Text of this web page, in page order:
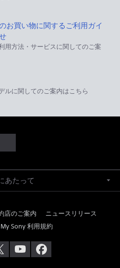
お買い物に関するご利用ガイ
用方法・サービスに関してのご案
ルに関してのご案内はこちら
あたって
店のご案内
ニュースリリース
My Sony 利用規約